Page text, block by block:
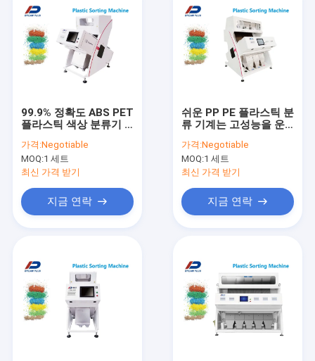
회사 소개
연락처
99.9% 정확도 ABS PET
플라스틱 색상 분류기 1
가격:Negotiable
MOQ:1 세트
최신 가격 받기
지금 연락
쉬운 PP PE 플라스틱 분
류 기계는 고성능을 운
가격:Negotiable
MOQ:1 세트
최신 가격 받기
지금 연락